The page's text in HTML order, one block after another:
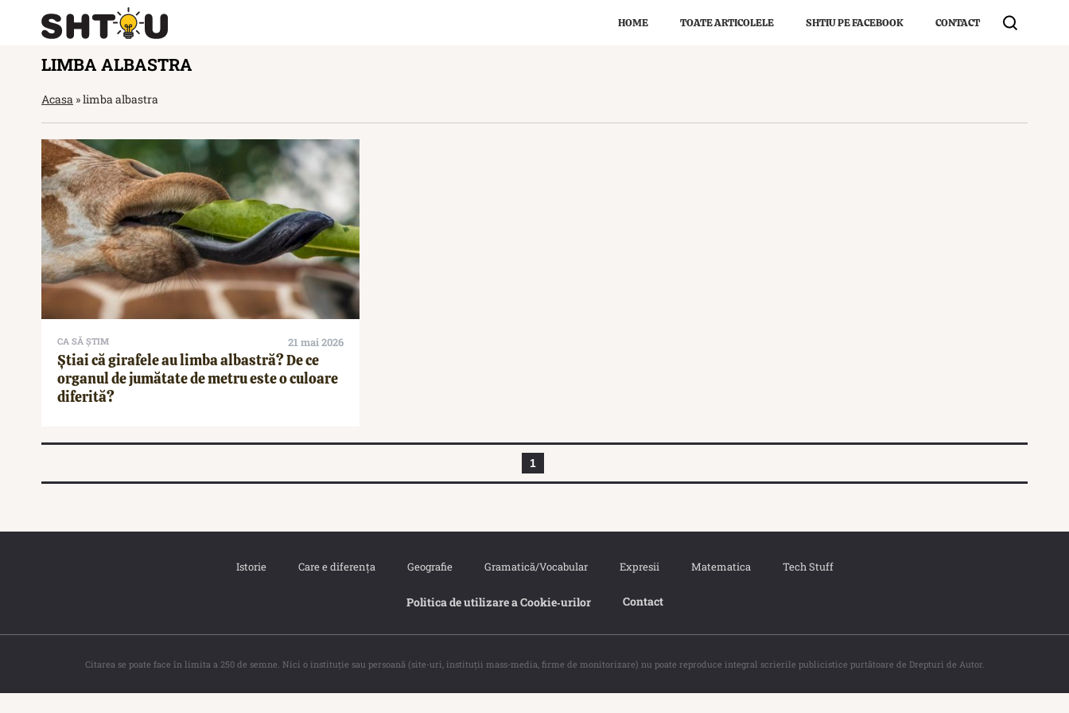
HOME TOATE ARTICOLELE SHTIU PE FACEBOOK CONTACT
LIMBA ALBASTRA
Acasa »limba albastra
CA SĂ ȘTIM 21 mai 2026
Știai că girafele au limba albastră? De ce
organul de jumătate de metru este o culoare
diferită?
1
Istorie Care e diferența Geografie Gramatică/Vocabular Expresii Matematica Tech Stuff
Politica de utilizare a Cookie‐urilor Contact
Citarea se poate face în limita a 250 de semne. Nici o instituţie sau persoană (site-uri, instituţii mass-media, firme de monitorizare) nu poate reproduce integral scrierile publicistice purtătoare de Drepturi de Autor.